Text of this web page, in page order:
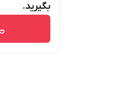
بگیرید.